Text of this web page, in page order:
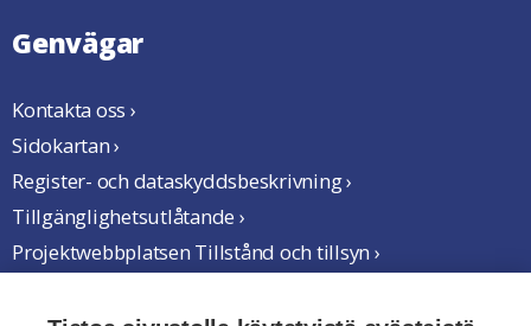
Genvägar
Kontakta oss ›
Sidokartan ›
Register- och dataskyddsbeskrivning ›
Tillgänglighetsutlåtande ›
Projektwebbplatsen Tillstånd och tillsyn ›
Vi samarbetar